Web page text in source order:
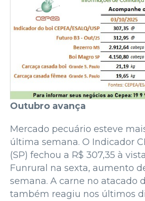
Outubro avança
Mercado pecuário esteve
última semana. O Indicador
(SP) fechou a R$ 307,35 à
Funrural na sexta, aumento de
semana. A carne no atacado
também reagiu nos últimos